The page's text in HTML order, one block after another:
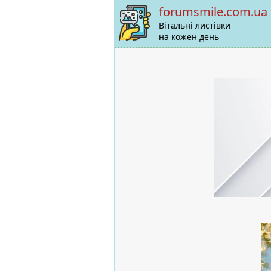
forumsmile.com.ua
Вітальні листівки
на кожен день